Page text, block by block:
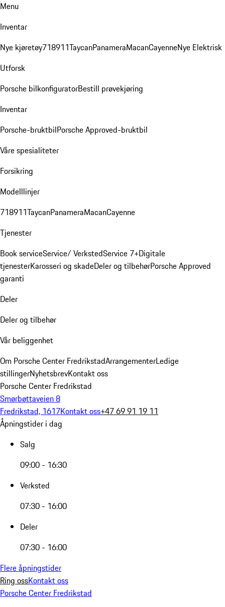
Menu
Inventar
Nye kjøretøy718911TaycanPanameraMacanCayenneNye Elektrisk
Utforsk
Porsche bilkonfiguratorBestill prøvekjøring
Inventar
Porsche-bruktbilPorsche Approved-bruktbil
Våre spesialiteter
Forsikring
Modelllinjer
718911TaycanPanameraMacanCayenne
Tjenester
Book serviceService/ VerkstedService 7+Digitale
tjenesterKarosseri og skadeDeler og tilbehørPorsche Approved
garanti
Deler
Deler og tilbehør
Vår beliggenhet
Om Porsche Center FredrikstadArrangementerLedige
stillingerNyhetsbrevKontakt oss
Porsche Center Fredrikstad
Smørbøttaveien 8
Fredrikstad, 1617Kontakt oss+47 69 91 19 11
Åpningstider i dag
Salg
09:00 - 16:30
Verksted
07:30 - 16:00
Deler
07:30 - 16:00
Flere åpningstider
Ring ossKontakt oss
Porsche Center Fredrikstad